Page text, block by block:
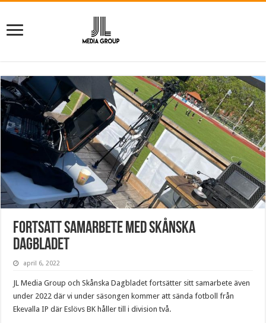
Fortsatt samarbete med Skånska
Dagbladet
april 6, 2022
JL Media Group och Skånska Dagbladet fortsätter sitt samarbete även
under 2022 där vi under säsongen kommer att sända fotboll från
Ekevalla IP där Eslövs BK håller till i division två.